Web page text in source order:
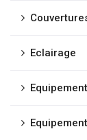
Eclairage